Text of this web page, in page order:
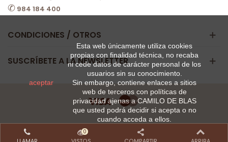
aceptar
Esta web únicamente utiliza cookies
propias con finalidad técnica, no recaba
ni cede datos de carácter personal de los
usuarios sin su conocimiento.
Sin embargo, contiene enlaces a sitios
web de terceros con políticas de
privacidad ajenas a CAMILO DE BLAS
que usted podrá decidir si acepta o no
cuando acceda a ellos.
✆ 984 184 400
CONDICIONES / OTROS
SUSCRÍBETE A LA NEWSLETTER
0